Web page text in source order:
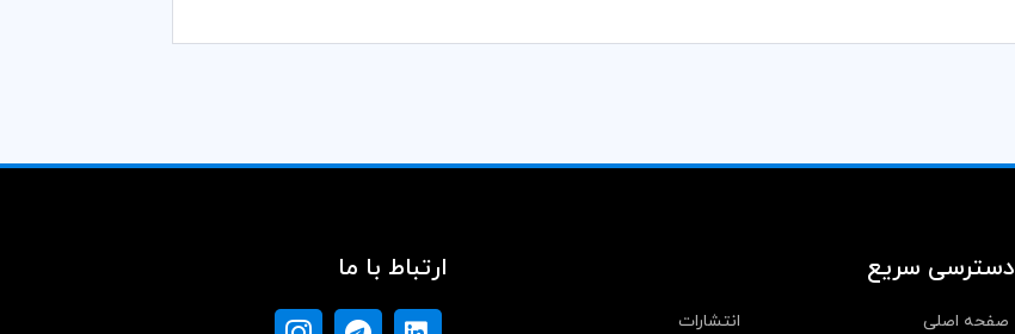
دسترسی سریع
صفحه اصلی
انتشارات
ارتباط با ما